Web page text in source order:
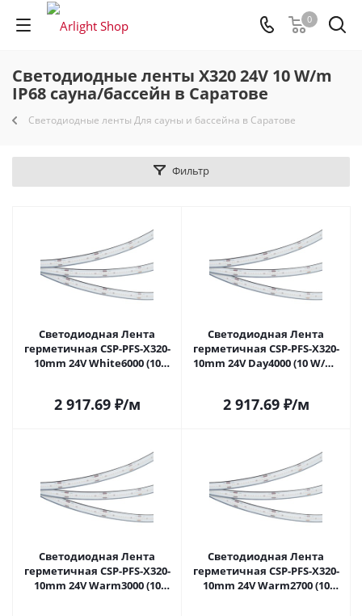
0
Светодиодные ленты X320 24V 10 W/m
IP68 сауна/бассейн в Саратове
Светодиодные ленты Для сауны и бассейна в Саратове
Фильтр
Светодиодная Лента
герметичная CSP-PFS-X320-
10mm 24V White6000 (10
2 917.69₽/м
Светодиодная Лента
герметичная CSP-PFS-X320-
10mm 24V Day4000 (10 W/m,
2 917.69₽/м
Светодиодная Лента
герметичная CSP-PFS-X320-
10mm 24V Warm3000 (10
Светодиодная Лента
герметичная CSP-PFS-X320-
10mm 24V Warm2700 (10